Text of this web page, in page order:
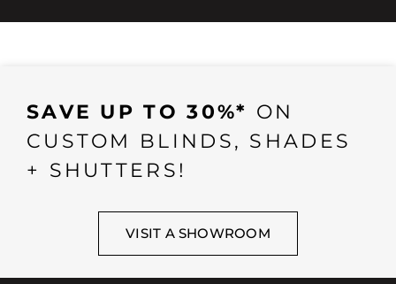
SAVE UP TO 30%* ON
CUSTOM BLINDS, SHADES
+ SHUTTERS!
VISIT A SHOWROOM